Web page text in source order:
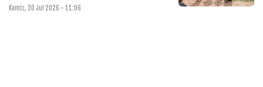
Kamis, 30 Jul 2026 - 11:06